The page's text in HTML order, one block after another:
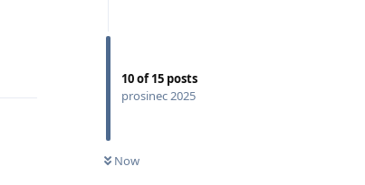
10of15 posts
prosinec 2025
Now